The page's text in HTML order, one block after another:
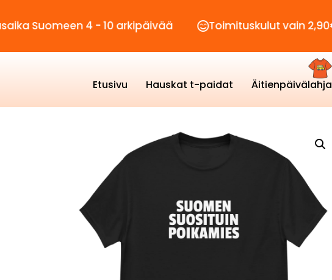
4 - 10 arkipäivää Toimituskulut vain 2,90€
Etusivu Hauskat t-paidat Äitienpäivälahja